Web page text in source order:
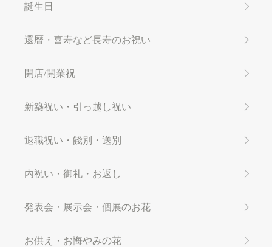
誕生日
還暦・喜寿など長寿のお祝い
開店/開業祝
新築祝い・引っ越し祝い
退職祝い・餞別・送別
内祝い・御礼・お返し
発表会・展示会・個展のお花
お供え・お悔やみの花